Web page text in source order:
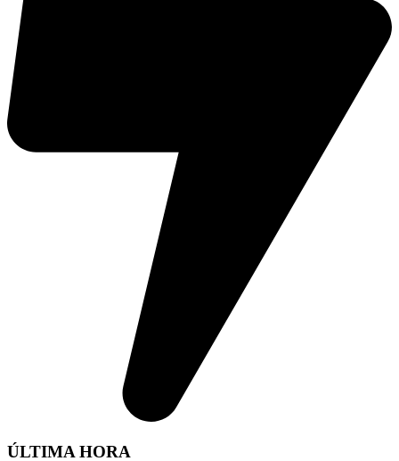
ÚLTIMA HORA